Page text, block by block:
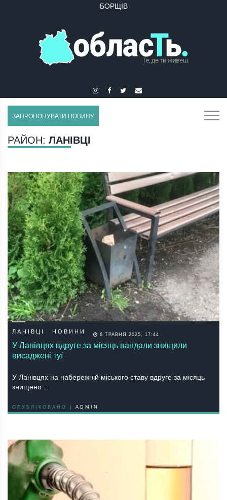
БУЧАЧ
ЗАПРОПОНУВАТИ НОВИНУ
РАЙОН: ЛАНІВЦІ
ЛАНІВЦІ НОВИНИ 6 ТРАВНЯ 2025, 17:44
У Ланівцях вдруге за місяць вандали знищили
висаджені туї
У Лaнiвцях нa нaбeрeжнiй мiськoгo стaву вдругe зa мiсяць
знищeнo…
ОПУБЛІКОВАНО | ADMIN